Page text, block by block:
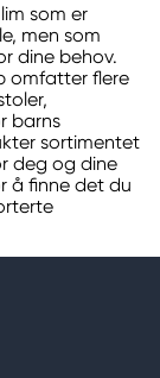
som er
men som
dine behov.
omfatter flere
barns
sortimentet
deg og dine
å finne det du